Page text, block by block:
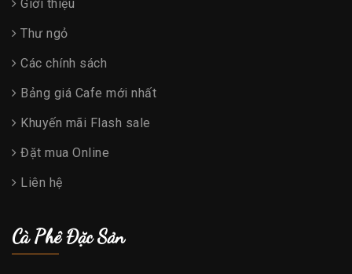
Giới thiệu
Thư ngỏ
Các chính sách
Bảng giá Cafe mới nhất
Khuyến mãi Flash sale
Đặt mua Online
Liên hệ
Cà Phê Đặc Sản